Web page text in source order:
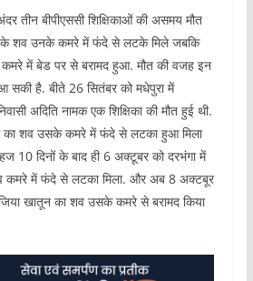
तीन बीपीएससी शिक्षिकाओं की असमय मौत
के शव उनके कमरे में फंदे से लटके मिले जबकि
कमरे में बेड पर से बरामद हुआ. मौत की वजह इन
सकी है. बीते 26 सितंबर को मधेपुरा में
अदिति नामक एक शिक्षिका की मौत हुई थी.
का शव उसके कमरे में फंदे से लटका हुआ मिला
10 दिनों के बाद ही 6 अक्टूबर को दरभंगा में
कमरे में फंदे से लटका मिला. और अब 8 अक्टबूर
खातून का शव उसके कमरे से बरामद किया